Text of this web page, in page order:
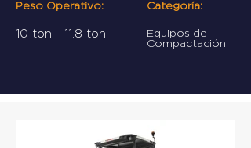
Peso Operativo:
10 ton - 11.8 ton
Categoría:
Equipos de
Compactación